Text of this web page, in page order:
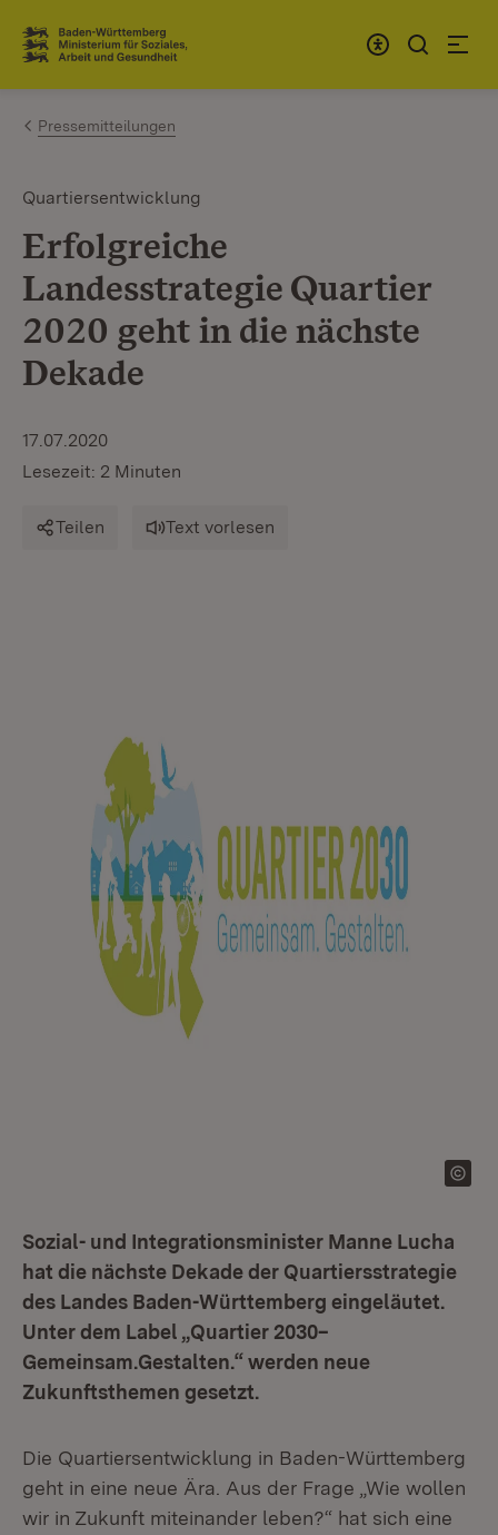
Zum Inhalt springen
Link zur Startseite
Pressemitteilungen
Quartiersentwicklung
Erfolgreiche
Landesstrategie Quartier
2020 geht in die nächste
Dekade
17.07.2020
Lesezeit: 2 Minuten
Teilen Text vorlesen
Sozial- und Integrationsminister Manne Lucha
hat die nächste Dekade der Quartiersstrategie
des Landes Baden-Württemberg eingeläutet.
Unter dem Label „Quartier 2030–
Gemeinsam.Gestalten.“ werden neue
Zukunftsthemen gesetzt.
Die Quartiersentwicklung in Baden-Württemberg
geht in eine neue Ära. Aus der Frage „Wie wollen
wir in Zukunft miteinander leben?“ hat sich eine